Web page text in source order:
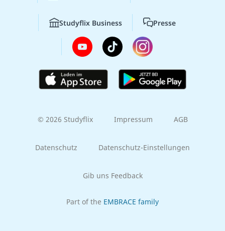
Studyflix Business Presse
© 2026 Studyflix Impressum AGB
Datenschutz Datenschutz-Einstellungen
Gib uns Feedback
Part of the EMBRACE family